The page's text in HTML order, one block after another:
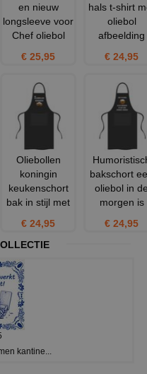
en nieuw
longsleeve voor
Chef oliebol
€ 25,95
hals t-shirt
oliebol
afbeelding
€ 24,95
Oliebollen
koningin
keukenschort
bak in stijl met
€ 24,95
bakschort
oliebol in
morgen is
€ 24,95
kantine...